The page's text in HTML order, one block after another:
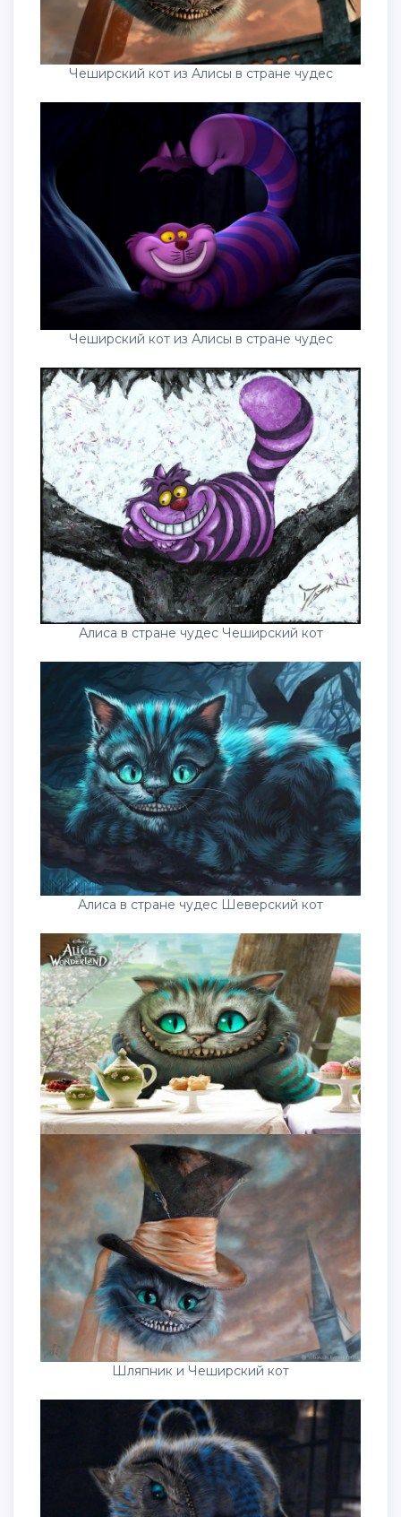
Чеширский кот из Алисы в стране чудес
Чеширский кот из Алисы в стране чудес
Алиса в стране чудес Чеширский кот
Алиса в стране чудес Шеверский кот
Шляпник и Чеширский кот